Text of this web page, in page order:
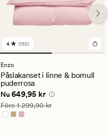
152
omdömen
med
ett
genomsnittligt
betyg
på
4
4 (152)
Enzo
Påslakanset i linne & bomull
puderrosa
Nuvarande pris
Nu 649,95 kr
Ordinarie pris 1 299,90 kr
Före1 299,90 kr